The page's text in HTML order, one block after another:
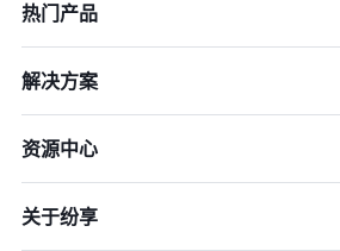
热门产品
解决方案
资源中心
关于纷享